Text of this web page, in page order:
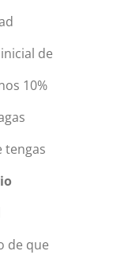
de
10%
tengas
de que